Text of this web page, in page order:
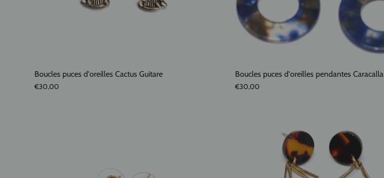
Boucles puces d'oreilles Cactus Guitare
€30,00
Boucles puces d'oreilles pendantes Caracalla
€30,00